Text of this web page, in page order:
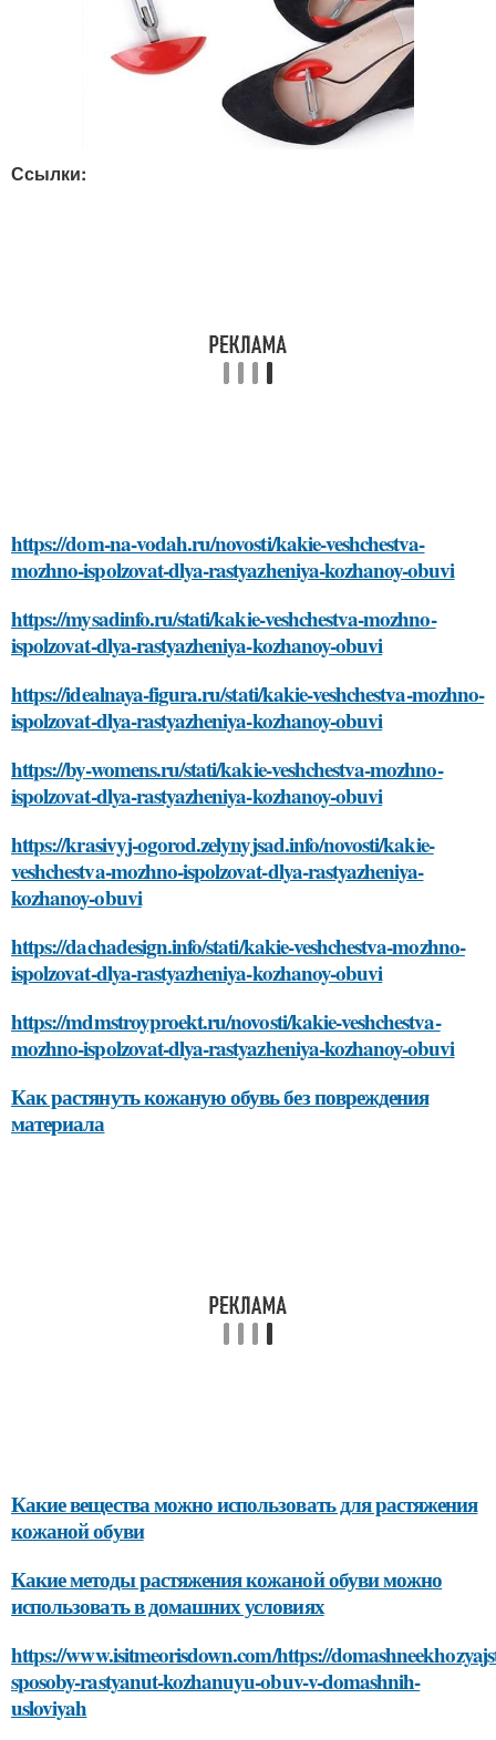
Ссылки:
https://dom-na-vodah.ru/novosti/kakie-veshchestva-
mozhno-ispolzovat-dlya-rastyazheniya-kozhanoy-obuvi
https://mysadinfo.ru/stati/kakie-veshchestva-mozhno-
ispolzovat-dlya-rastyazheniya-kozhanoy-obuvi
https://idealnaya-figura.ru/stati/kakie-veshchestva-mozhno-
ispolzovat-dlya-rastyazheniya-kozhanoy-obuvi
https://by-womens.ru/stati/kakie-veshchestva-mozhno-
ispolzovat-dlya-rastyazheniya-kozhanoy-obuvi
https://krasivyj-ogorod.zelynyjsad.info/novosti/kakie-
veshchestva-mozhno-ispolzovat-dlya-rastyazheniya-
kozhanoy-obuvi
https://dachadesign.info/stati/kakie-veshchestva-mozhno-
ispolzovat-dlya-rastyazheniya-kozhanoy-obuvi
https://mdmstroyproekt.ru/novosti/kakie-veshchestva-
mozhno-ispolzovat-dlya-rastyazheniya-kozhanoy-obuvi
Как растянуть кожаную обувь без повреждения
материала
Какие вещества можно использовать для растяжения
кожаной обуви
Какие методы растяжения кожаной обуви можно
использовать в домашних условиях
https://www.isitmeorisdown.com/https://
sposoby-rastyanut-kozhanuyu-obuv-v-domashnih-
usloviyah